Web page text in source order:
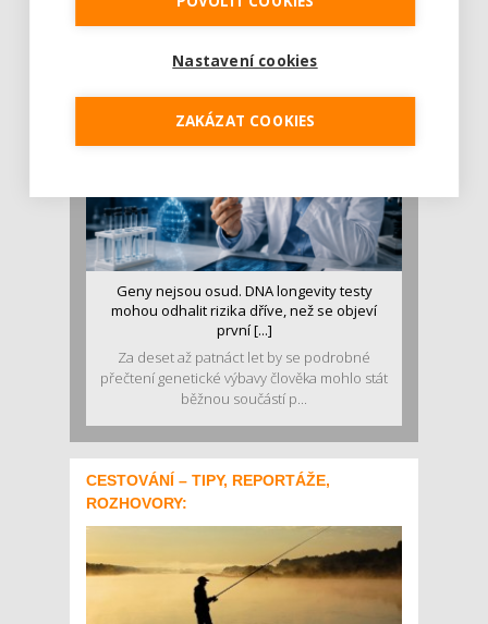
Pojem protein již nějakou dobu rezonuje
v oblasti zdraví, výživy i dlouhověkosti. Přesto
Geny nejsou osud. DNA longevity testy
mohou odhalit rizika dříve, než se objeví
první [...]
Za deset až patnáct let by se podrobné
přečtení genetické výbavy člověka mohlo stát
běžnou součástí p...
CESTOVÁNÍ – TIPY, REPORTÁŽE,
ROZHOVORY:
Nastavení cookies
ZAKÁZAT COOKIES